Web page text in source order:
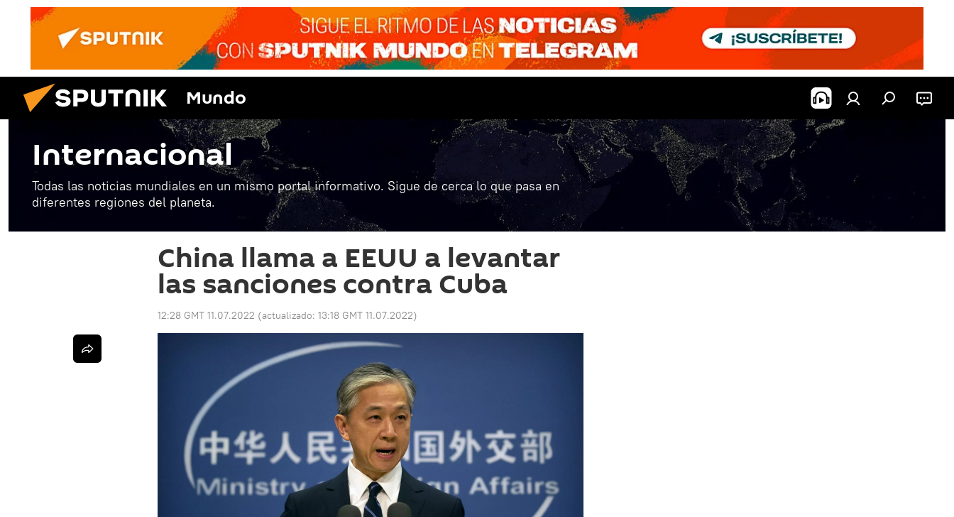
Mundo
Internacional
Todas las noticias mundiales en un mismo portal informativo. Sigue de cerca lo que pasa en
diferentes regiones del planeta.
China llama a EEUU a levantar
las sanciones contra Cuba
12:28 GMT 11.07.2022 (actualizado: 13:18 GMT 11.07.2022)